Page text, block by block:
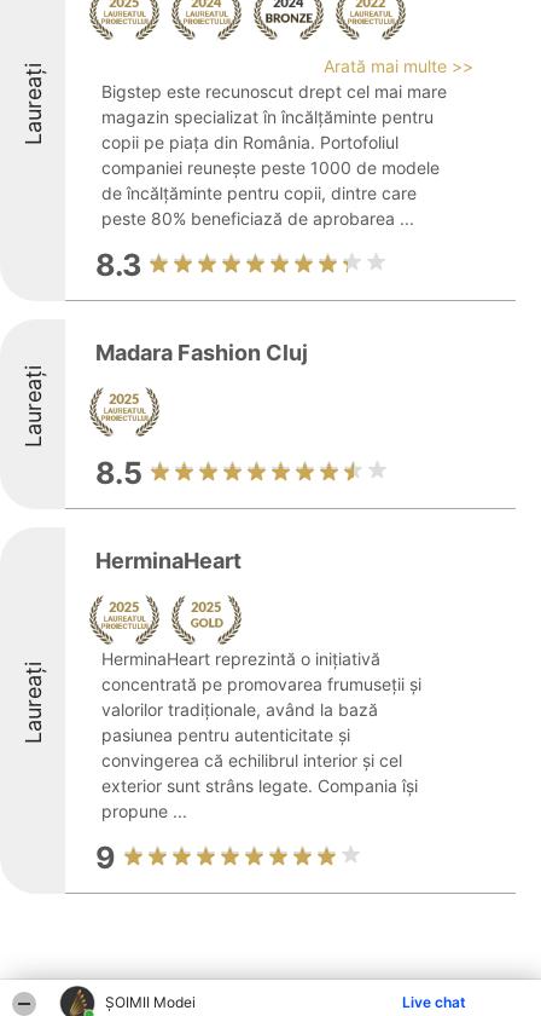
ȘOIMII Modei Live chat
Laureați
Arată mai multe >>
Bigstep este recunoscut drept cel mai mare
magazin specializat în încălțăminte pentru
copii pe piața din România. Portofoliul
companiei reunește peste 1000 de modele
de încălțăminte pentru copii, dintre care
peste 80% beneficiază de aprobarea ...
8.3
Laureați
Madara Fashion Cluj
8.5
Laureați
HerminaHeart
HerminaHeart reprezintă o inițiativă
concentrată pe promovarea frumuseții și
valorilor tradiționale, având la bază
pasiunea pentru autenticitate și
convingerea că echilibrul interior și cel
exterior sunt strâns legate. Compania își
propune ...
9